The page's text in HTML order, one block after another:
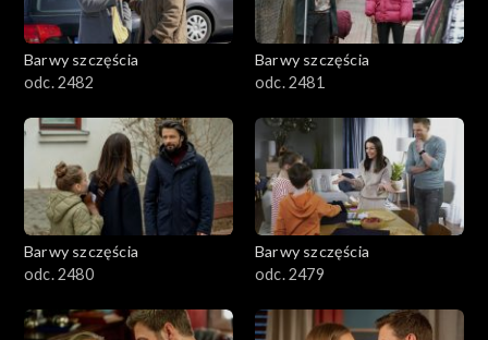
Barwy szczęścia
odc. 2482
Barwy szczęścia
odc. 2481
Barwy szczęścia
odc. 2480
Barwy szczęścia
odc. 2479